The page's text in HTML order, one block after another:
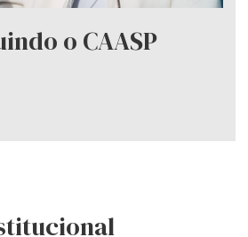
o CAASP